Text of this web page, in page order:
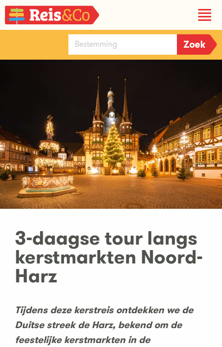
3-daagse tour langs
kerstmarkten Noord-
Harz
Tijdens deze kerstreis ontdekken we de
Duitse streek de Harz, bekend om de
feestelijke kerstmarkten in de